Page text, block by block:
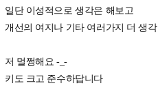
일단 이성적으로 생각은 해보고
개선의 여지나 기타 여러가지 더 생
저 멀쩡해요 -_-
키도 크고 준수하답니다